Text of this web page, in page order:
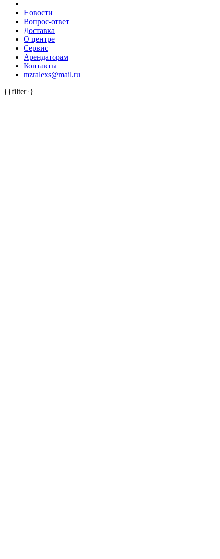
Новости
Вопрос-ответ
Доставка
О центре
Сервис
Арендаторам
Контакты
mzralexs@mail.ru
{{filter}}